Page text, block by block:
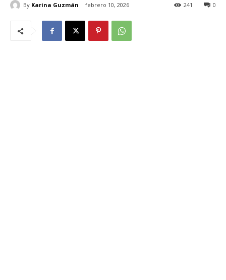
By Karina Guzmán febrero 10, 2026 0
241